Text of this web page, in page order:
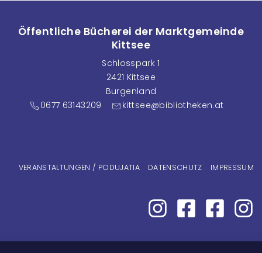
Öffentliche Bücherei der Marktgemeinde
Kittsee
Schlosspark 1
2421 Kittsee
Burgenland
0677 63143209
kittsee@bibliotheken.at
Fußzeilenmenü
VERANSTALTUNGEN / PODUJATIA DATENSCHUTZ IMPRESSUM